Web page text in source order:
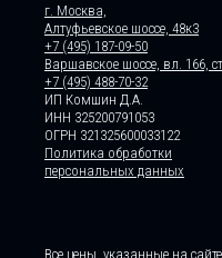
г. Москва,
Алтуфьевское шоссе, 48к3
+7 (495) 187-09-50
Варшавское шоссе, вл. 166,
+7 (495) 488-70-32
ИП Комшин Д.А.
ИНН 325200791053
ОГРН 321325600033122
Политика обработки
персональных данных
Все цены, указанные на